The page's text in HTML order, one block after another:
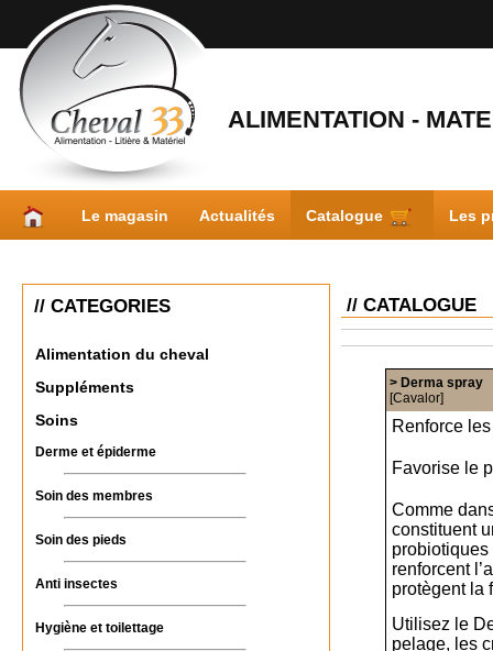
ALIMENTATION -
Le magasin Actualités Catalogue Les
// CATEGORIES
Alimentation du cheval
Suppléments
Soins
Derme et épiderme
Soin des membres
Soin des pieds
Anti insectes
Hygiène et toilettage
// CATALOGUE
> Derma spray
[Cavalor]
Renforce
Favorise le
Comme
constituent
renforcent
protègent la
Utilisez le
pelage, les